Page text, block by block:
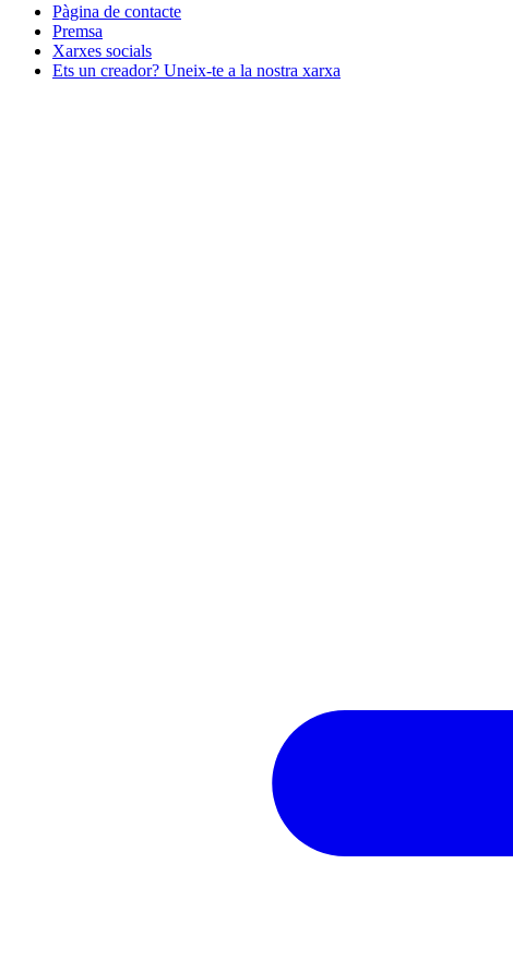
Pàgina de contacte
Premsa
Xarxes socials
Ets un creador? Uneix-te a la nostra xarxa